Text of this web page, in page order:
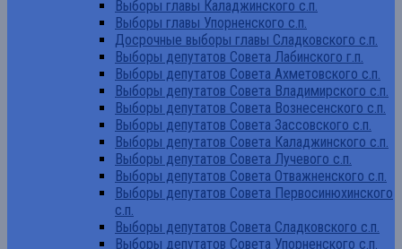
Выборы главы Каладжинского с.п.
Выборы главы Упорненского с.п.
Досрочные выборы главы Сладковского с.п.
Выборы депутатов Совета Лабинского г.п.
Выборы депутатов Совета Ахметовского с.п.
Выборы депутатов Совета Владимирского с.п.
Выборы депутатов Совета Вознесенского с.п.
Выборы депутатов Совета Зассовского с.п.
Выборы депутатов Совета Каладжинского с.п.
Выборы депутатов Совета Лучевого с.п.
Выборы депутатов Совета Отважненского с.п.
Выборы депутатов Совета Первосинюхинского
с.п.
Выборы депутатов Совета Сладковского с.п.
Выборы депутатов Совета Упорненского с.п.